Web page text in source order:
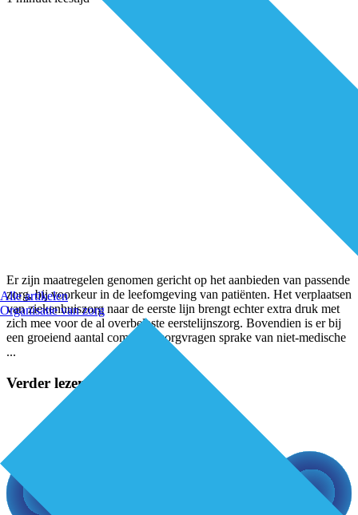
Alle artikelen
Organisatie van zorg
Er zijn maatregelen genomen gericht op het aanbieden van passende
zorg, bij voorkeur in de leefomgeving van patiënten. Het verplaatsen
van ziekenhuiszorg naar de eerste lijn brengt echter extra druk met
zich mee voor de al overbelaste eerstelijnszorg. Bovendien is er bij
een groeiend aantal complexe zorgvragen sprake van niet-medische
...
Verder lezen?